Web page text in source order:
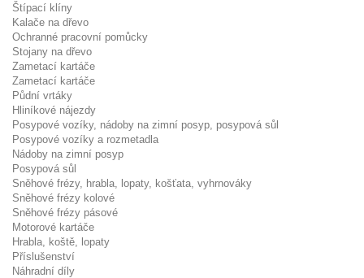
Štípací klíny
Kalače na dřevo
Ochranné pracovní pomůcky
Stojany na dřevo
Zametací kartáče
Zametací kartáče
Půdní vrtáky
Hliníkové nájezdy
Posypové vozíky, nádoby na zimní posyp, posypová sůl
Posypové vozíky a rozmetadla
Nádoby na zimní posyp
Posypová sůl
Sněhové frézy, hrabla, lopaty, košťata, vyhrnováky
Sněhové frézy kolové
Sněhové frézy pásové
Motorové kartáče
Hrabla, koště, lopaty
Příslušenství
Náhradní díly